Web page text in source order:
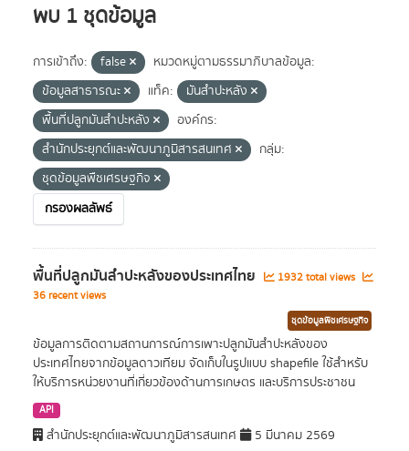
พบ 1 ชุดข้อมูล
การเข้าถึง: false
หมวดหมู่ตามธรรมาภิบาลข้อมูล:
ข้อมูลสาธารณะ
แท็ค:
มันสำปะหลัง
พื้นที่ปลูกมันสำปะหลัง
องค์กร:
สำนักประยุกต์และพัฒนาภูมิสารสนเทศ
กลุ่ม:
ชุดข้อมูลพืชเศรษฐกิจ
กรองผลลัพธ์
พื้นที่ปลูกมันสำปะหลังของประเทศไทย
1932 total views
36 recent views
ชุดข้อมูลพืชเศรษฐกิจ
ข้อมูลการติดตามสถานการณ์การเพาะปลูกมันสำปะหลังของ
ประเทศไทยจากข้อมูลดาวเทียม จัดเก็บในรูปแบบ shapefile ใช้สำหรับ
ให้บริการหน่วยงานที่เกี่ยวข้องด้านการเกษตร และบริการประชาชน
API
สำนักประยุกต์และพัฒนาภูมิสารสนเทศ 5 มีนาคม 2569